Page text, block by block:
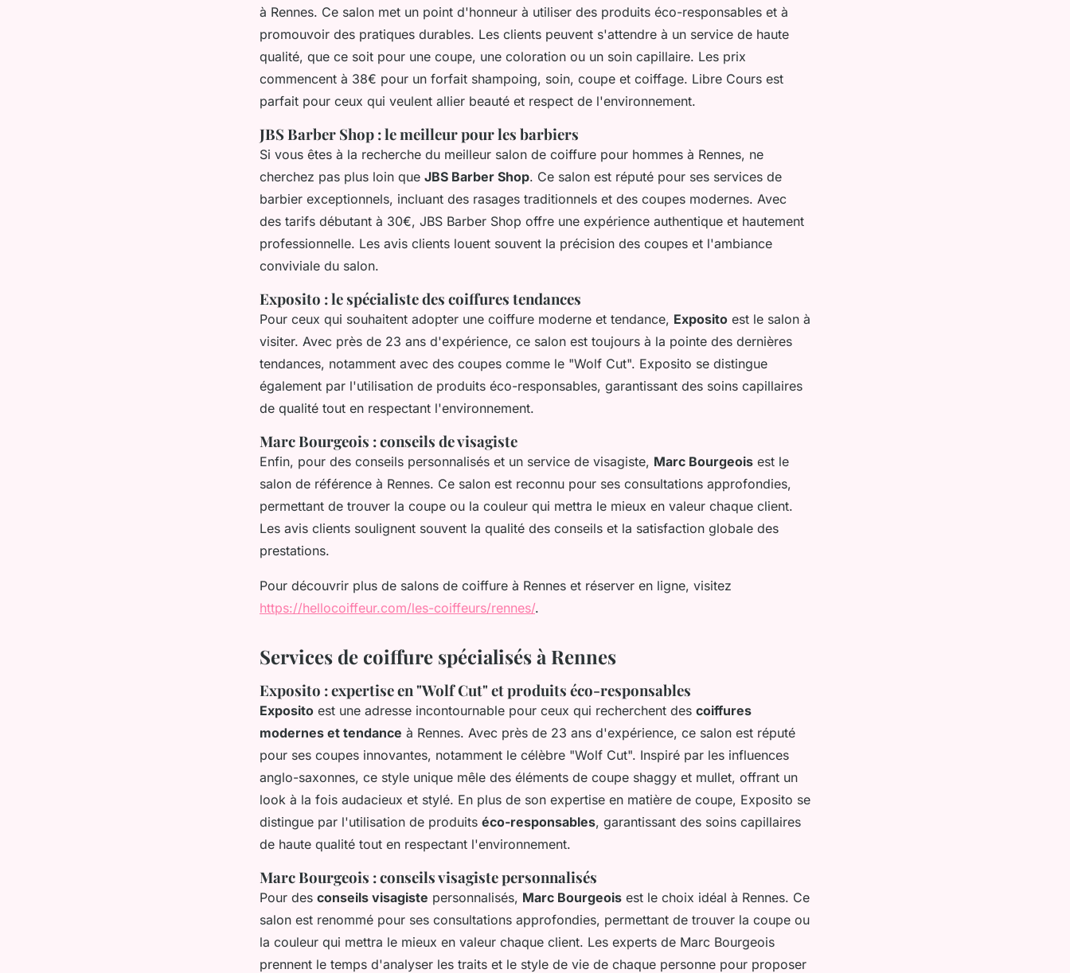
à Rennes. Ce salon met un point d'honneur à utiliser des produits éco-responsables et à
promouvoir des pratiques durables. Les clients peuvent s'attendre à un service de haute
qualité, que ce soit pour une coupe, une coloration ou un soin capillaire. Les prix
commencent à 38€ pour un forfait shampoing, soin, coupe et coiffage. Libre Cours est
parfait pour ceux qui veulent allier beauté et respect de l'environnement.
JBS Barber Shop : le meilleur pour les barbiers
Si vous êtes à la recherche du meilleur salon de coiffure pour hommes à Rennes, ne
cherchez pas plus loin que JBS Barber Shop. Ce salon est réputé pour ses services de
barbier exceptionnels, incluant des rasages traditionnels et des coupes modernes. Avec
des tarifs débutant à 30€, JBS Barber Shop offre une expérience authentique et hautement
professionnelle. Les avis clients louent souvent la précision des coupes et l'ambiance
conviviale du salon.
Exposito : le spécialiste des coiffures tendances
Pour ceux qui souhaitent adopter une coiffure moderne et tendance, Exposito est le salon à
visiter. Avec près de 23 ans d'expérience, ce salon est toujours à la pointe des dernières
tendances, notamment avec des coupes comme le "Wolf Cut". Exposito se distingue
également par l'utilisation de produits éco-responsables, garantissant des soins capillaires
de qualité tout en respectant l'environnement.
Marc Bourgeois : conseils de visagiste
Enfin, pour des conseils personnalisés et un service de visagiste, Marc Bourgeois est le
salon de référence à Rennes. Ce salon est reconnu pour ses consultations approfondies,
permettant de trouver la coupe ou la couleur qui mettra le mieux en valeur chaque client.
Les avis clients soulignent souvent la qualité des conseils et la satisfaction globale des
prestations.
Pour découvrir plus de salons de coiffure à Rennes et réserver en ligne, visitez
https://hellocoiffeur.com/les-coiffeurs/rennes/.
Services de coiffure spécialisés à Rennes
Exposito : expertise en "Wolf Cut" et produits éco-responsables
Exposito est une adresse incontournable pour ceux qui recherchent des coiffures
modernes et tendance à Rennes. Avec près de 23 ans d'expérience, ce salon est réputé
pour ses coupes innovantes, notamment le célèbre "Wolf Cut". Inspiré par les influences
anglo-saxonnes, ce style unique mêle des éléments de coupe shaggy et mullet, offrant un
look à la fois audacieux et stylé. En plus de son expertise en matière de coupe, Exposito se
distingue par l'utilisation de produits éco-responsables, garantissant des soins capillaires
de haute qualité tout en respectant l'environnement.
Marc Bourgeois : conseils visagiste personnalisés
Pour des conseils visagiste personnalisés, Marc Bourgeois est le choix idéal à Rennes. Ce
salon est renommé pour ses consultations approfondies, permettant de trouver la coupe ou
la couleur qui mettra le mieux en valeur chaque client. Les experts de Marc Bourgeois
prennent le temps d'analyser les traits et le style de vie de chaque personne pour proposer